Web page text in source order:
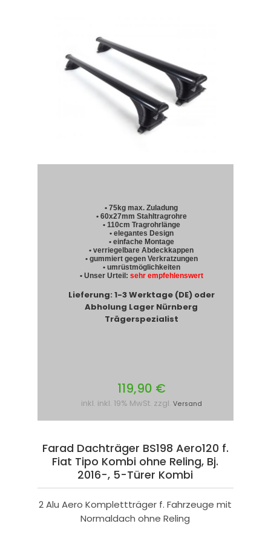
• 75kg max. Zuladung
• 60x27mm Stahltragrohre
• 110cm Tragrohrlänge
• elegantes Design
• einfache Montage
• verriegelbare Abdeckkappen
• gummiert gegen Verkratzungen
• umrüstmöglichkeiten
• Unser Urteil: sehr empfehlenswert
Lieferung: 1-3 Werktage (DE) oder
Abholung Lager Nürnberg
Trägerspezialist
119,90 €
inkl. inkl. 19% MwSt. zzgl. Versand
Farad Dachträger BS198 Aero120 f.
Fiat Tipo Kombi ohne Reling, Bj.
2016-, 5-Türer Kombi
2 Alu Aero Komplettträger f. Fahrzeuge mit
Normaldach ohne Reling